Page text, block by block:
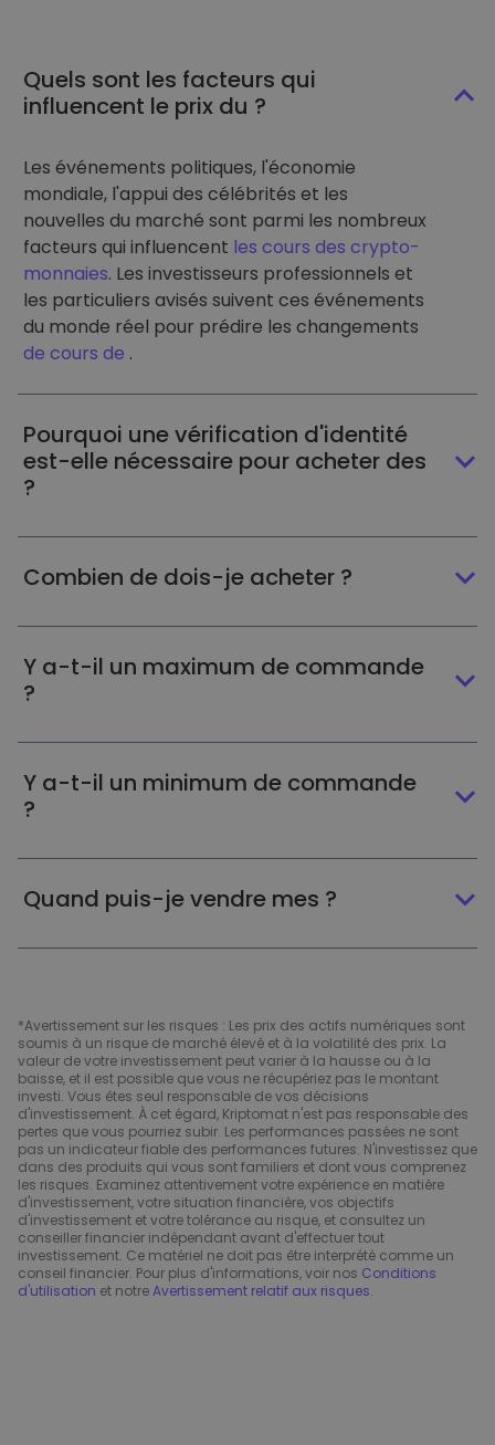
Quels sont les facteurs qui
influencent le prix du ?
Les événements politiques, l'économie
mondiale, l'appui des célébrités et les
nouvelles du marché sont parmi les nombreux
facteurs qui influencent les cours des crypto-
monnaies. Les investisseurs professionnels et
les particuliers avisés suivent ces événements
du monde réel pour prédire les changements
de cours de .
Pourquoi une vérification d'identité
est-elle nécessaire pour acheter des
?
Combien de dois-je acheter ?
Y a-t-il un maximum de commande
?
Y a-t-il un minimum de commande
?
Quand puis-je vendre mes ?
*Avertissement sur les risques : Les prix des actifs numériques sont
soumis à un risque de marché élevé et à la volatilité des prix. La
valeur de votre investissement peut varier à la hausse ou à la
baisse, et il est possible que vous ne récupériez pas le montant
investi. Vous êtes seul responsable de vos décisions
d'investissement. À cet égard, Kriptomat n'est pas responsable des
pertes que vous pourriez subir. Les performances passées ne sont
pas un indicateur fiable des performances futures. N'investissez que
dans des produits qui vous sont familiers et dont vous comprenez
les risques. Examinez attentivement votre expérience en matière
d'investissement, votre situation financière, vos objectifs
d'investissement et votre tolérance au risque, et consultez un
conseiller financier indépendant avant d'effectuer tout
investissement. Ce matériel ne doit pas être interprété comme un
conseil financier. Pour plus d'informations, voir nos Conditions
d'utilisation et notreAvertissement relatif aux risques.